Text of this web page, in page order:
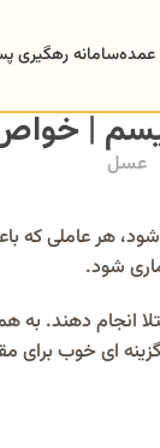
عمدهسامانه رهگیری
|
عسل
هر عاملی که
شود.
انجام
ای خوب برای